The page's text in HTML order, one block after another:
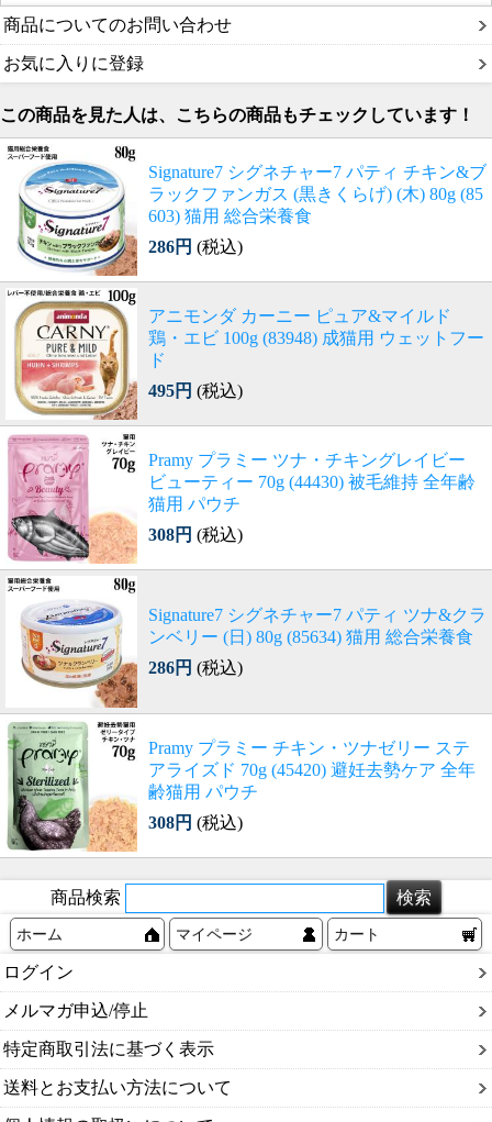
商品についてのお問い合わせ
お気に入りに登録
この商品を見た人は、こちらの商品もチェックしています！
Signature7 シグネチャー7 パティ チキン&ブ
ラックファンガス (黒きくらげ) (木) 80g (85
603) 猫用 総合栄養食
286円 (税込)
アニモンダ カーニー ピュア&マイルド
鶏・エビ 100g (83948) 成猫用 ウェットフー
ド
495円 (税込)
Pramy プラミー ツナ・チキングレイビー
ビューティー 70g (44430) 被毛維持 全年齢
猫用 パウチ
308円 (税込)
Signature7 シグネチャー7 パティ ツナ&クラ
ンベリー (日) 80g (85634) 猫用 総合栄養食
286円 (税込)
Pramy プラミー チキン・ツナゼリー ステ
アライズド 70g (45420) 避妊去勢ケア 全年
齢猫用 パウチ
308円 (税込)
商品検索
ホーム マイページ カート
ログイン
メルマガ申込/停止
特定商取引法に基づく表示
送料とお支払い方法について